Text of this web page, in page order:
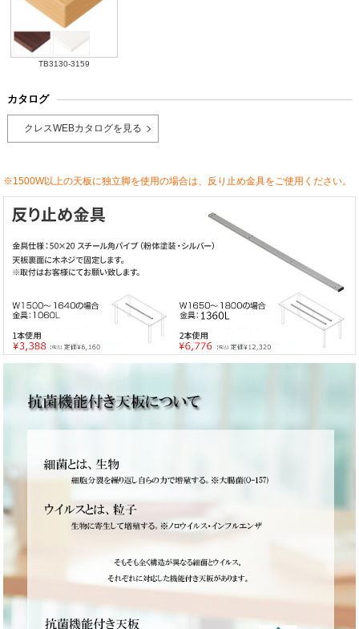
TB3130-3159
カタログ
クレスWEBカタログを見る
※1500W以上の天板に独立脚を使用の場合は、反り止め金具をご使用ください。